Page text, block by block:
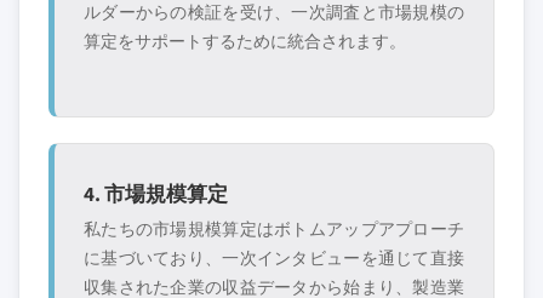
ルダーからの検証を受け、一次調査と市場規模の
算定をサポートするために統合されます。
4. 市場規模算定
私たちの市場規模算定はボトムアップアプローチ
に基づいており、一次インタビューを通じて直接
収集された企業の収益データから始まり、製造業